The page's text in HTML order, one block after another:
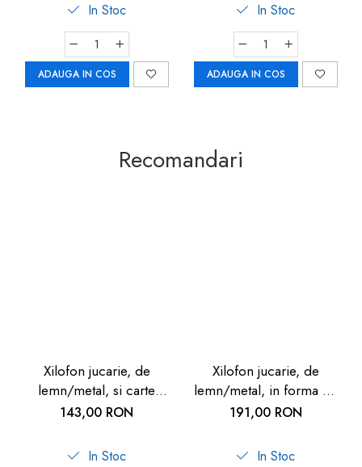
In Stoc
ADAUGA IN COS
In Stoc
ADAUGA IN COS
Recomandari
Xilofon jucarie, de
lemn/metal, si carte
muzicala, 37.9 cm, 3
muzicale
143,00 RON
In Stoc
Xilofon jucarie, de
lemn/metal, in forma de
arici, 45cm, 4 ani+, Goki
191,00 RON
In Stoc